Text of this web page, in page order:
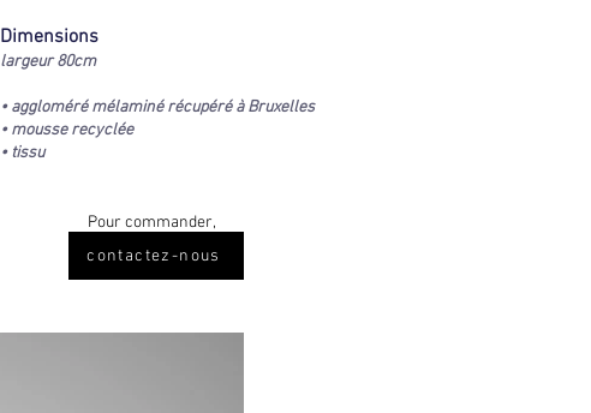
Dimensions
largeur 80cm
• aggloméré mélaminé récupéré à Bruxelles
• mousse recyclée
• tissu
Pour commander,
contactez-nous